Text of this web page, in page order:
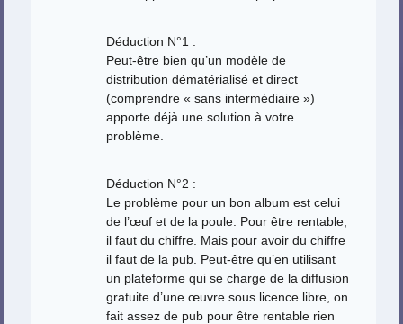
Déduction N°1 :
Peut-être bien qu’un modèle de
distribution dématérialisé et direct
(comprendre « sans intermédiaire »)
apporte déjà une solution à votre
problème.
Déduction N°2 :
Le problème pour un bon album est celui
de l’œuf et de la poule. Pour être rentable,
il faut du chiffre. Mais pour avoir du chiffre
il faut de la pub. Peut-être qu’en utilisant
un plateforme qui se charge de la diffusion
gratuite d’une œuvre sous licence libre, on
fait assez de pub pour être rentable rien